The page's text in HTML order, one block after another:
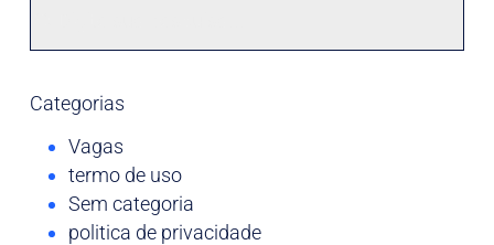
Categorias
Vagas
termo de uso
Sem categoria
politica de privacidade